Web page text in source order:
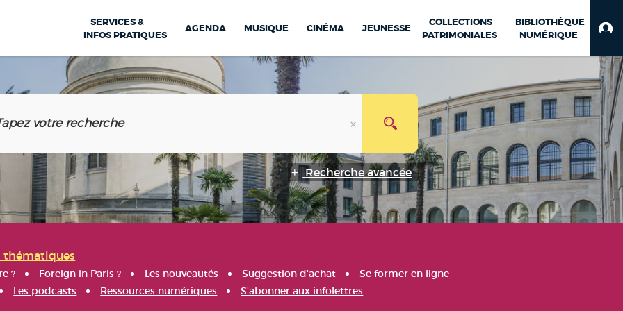
SERVICES &
INFOS PRATIQUES
AGENDA MUSIQUE CINÉMA JEUNESSE
COLLECTIONS
PATRIMONIALES
BIBLIOTHÈQUE
NUMÉRIQUE
Recherche avancée
thématiques
? Foreign in Paris ? Les nouveautés Suggestion d'achat
Se former en ligne
Les podcasts Ressources numériques S'abonner aux infolettres